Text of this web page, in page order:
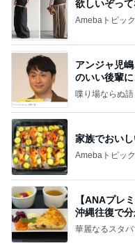
欲しいぞっ
Amebaトピッ
アンジャ児
のいい後輩
喋り場ならぬ
家族でおい
Amebaトピッ
【ANAプレ
沖縄往復で
華麗なるスタバ